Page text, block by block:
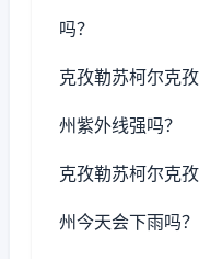
吗？
克孜勒苏柯尔克
州紫外线强吗？
克孜勒苏柯尔克
州今天会下雨吗？